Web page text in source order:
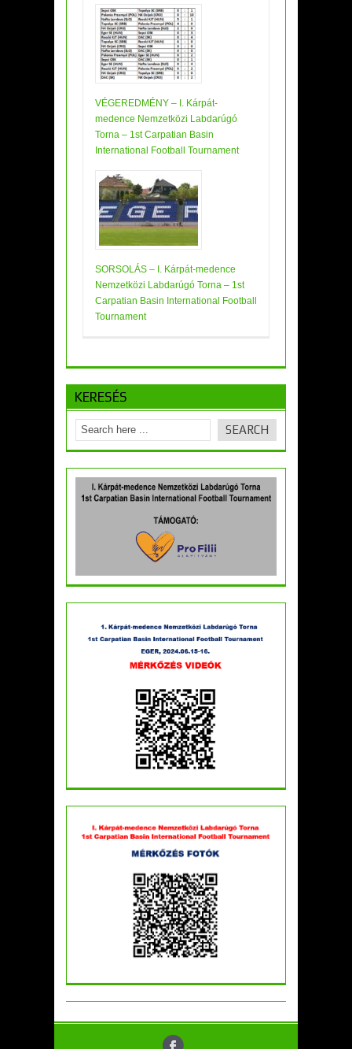
VÉGEREDMÉNY – I. Kárpát-
medence Nemzetközi Labdarúgó
Torna – 1st Carpatian Basin
International Football Tournament
SORSOLÁS – I. Kárpát-medence
Nemzetközi Labdarúgó Torna – 1st
Carpatian Basin International Football
Tournament
KERESÉS